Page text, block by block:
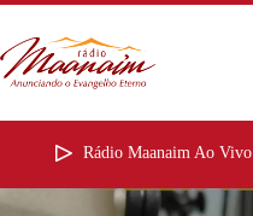
Rádio Maanaim Ao Vivo